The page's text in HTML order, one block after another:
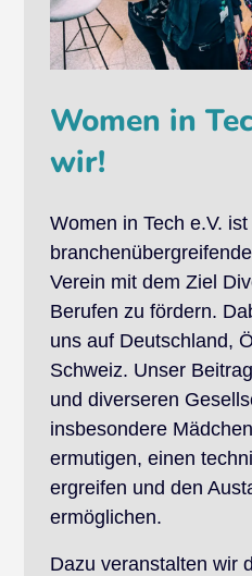
Women in
wir!
Women in Tech e.V. ist
Verein mit dem Ziel
Berufen zu fördern.
uns auf Deutschland,
Schweiz. Unser
und diverseren
insbesondere
ermutigen, einen
ergreifen und den
ermöglichen.
Dazu veranstalten wir